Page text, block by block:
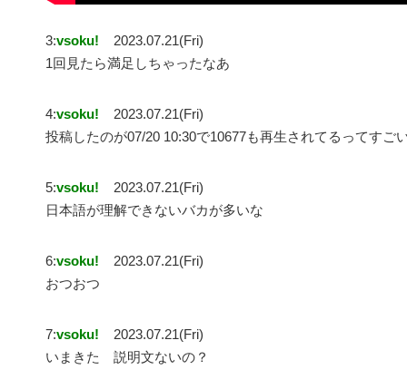
3:vsoku!
2023.07.21(Fri)
1回見たら満足しちゃったなあ
4:vsoku!
2023.07.21(Fri)
投稿したのが07/20 10:30で10677も再生されてるってすご
5:vsoku!
2023.07.21(Fri)
日本語が理解できないバカが多いな
6:vsoku!
2023.07.21(Fri)
おつおつ
7:vsoku!
2023.07.21(Fri)
いまきた 説明文ないの？